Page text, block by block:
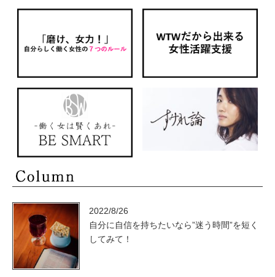
2022/8/26
自分に自信を持ちたいなら”迷う時間”を短く
してみて！